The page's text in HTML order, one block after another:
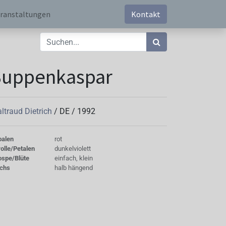
Kontakt
Dietrich / DE / 1992
rot
Petalen
dunkelviolett
Blüte
einfach, klein
halb hängend